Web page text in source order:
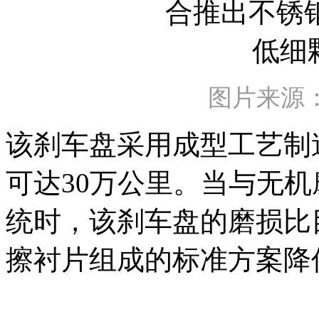
图片来源
该刹车盘采用成型工艺
可达30万公里。当与无
统时，该刹车盘的磨损
擦衬片组成的标准方案降